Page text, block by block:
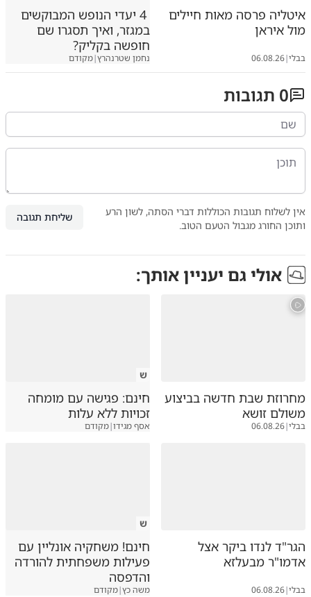
איטליה פרסה מאות חיילים
מול איראן
בבלי|
06.08.26
4 יעדי הנופש המבוקשים
במגזר, ואיך תסגרו שם
חופשה בקליק?
נחמן שטרנהרץ|מקודם
0 תגובות
אין לשלוח תגובות הכוללות דברי הסתה, לשון הרע
ותוכן החורג מגבול הטעם הטוב.
שליחת תגובה
אולי גם יעניין אותך:
מחרוזת שבת חדשה בביצוע
משולם זושא
בבלי|
06.08.26
ש
חינם: פגישה עם מומחה
זכויות ללא עלות
אסף מגידו|מקודם
הגר"ד לנדו ביקר אצל
אדמו"ר מבעלזא
בבלי|
06.08.26
ש
חינם! משחקיה אונליין עם
פעילות משפחתית להורדה
והדפסה
משה כץ|מקודם